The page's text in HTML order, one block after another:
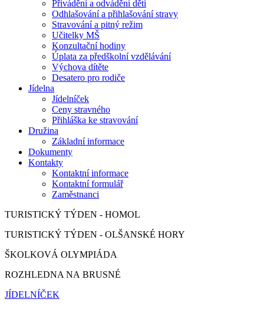
Přivádění a odvádění dětí
Odhlašování a přihlašování stravy
Stravování a pitný režim
Učitelky MŠ
Konzultační hodiny
Úplata za předškolní vzdělávání
Výchova dítěte
Desatero pro rodiče
Jídelna
Jídelníček
Ceny stravného
Přihláška ke stravování
Družina
Základní informace
Dokumenty
Kontakty
Kontaktní informace
Kontaktní formulář
Zaměstnanci
TURISTICKÝ TÝDEN - HOMOL
TURISTICKÝ TÝDEN - OLŠANSKÉ HORY
ŠKOLKOVÁ OLYMPIÁDA
ROZHLEDNA NA BRUSNÉ
JÍDELNÍČEK